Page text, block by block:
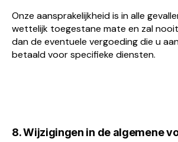
Onze aansprakelijkheid is in alle
wettelijk toegestane mate en zal
dan de eventuele vergoeding die u
betaald voor specifieke diensten.
8. Wijzigingen in de algemene